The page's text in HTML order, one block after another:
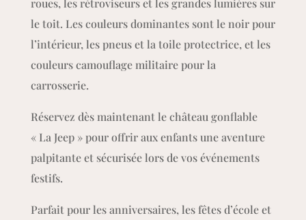
jeux. Une fois à l’intérieur, ils pourront sauter et
s’amuser en toute sécurité, grâce à la toile
protectrice qui recouvre l’ensemble de l’aire de
jeux.
gonflable est renforcé par les détails tels que les
roues, les rétroviseurs et les grandes lumières sur
le toit. Les couleurs dominantes sont le noir pour
l’intérieur, les pneus et la toile protectrice, et les
couleurs camouflage militaire pour la